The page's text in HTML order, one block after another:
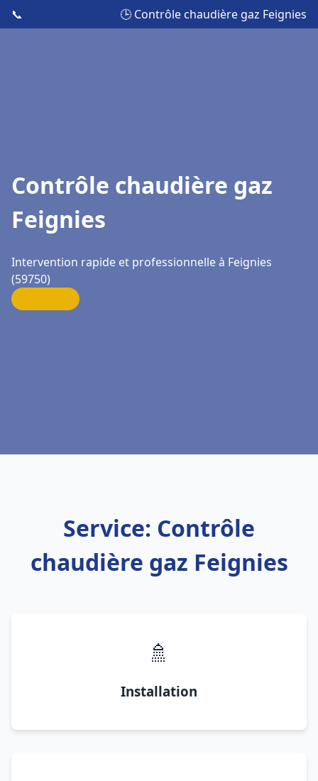
📞 🕒 Contrôle chaudière gaz Feignies
Contrôle chaudière gaz
Feignies
Intervention rapide et professionnelle à Feignies
(59750)
Service: Contrôle
chaudière gaz Feignies
🚿
Installation